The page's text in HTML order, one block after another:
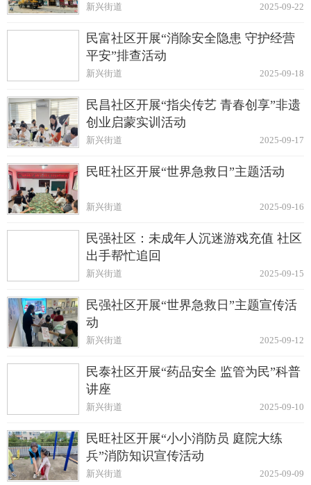
2025-09-22
新兴街道
民富社区开展“消除安全隐患 守护经营
平安”排查活动
2025-09-18
新兴街道
民昌社区开展“指尖传艺 青春创享”非遗
创业启蒙实训活动
2025-09-17
新兴街道
民旺社区开展“世界急救日”主题活动
2025-09-16
新兴街道
民强社区：未成年人沉迷游戏充值 社区
出手帮忙追回
2025-09-15
新兴街道
民强社区开展“世界急救日”主题宣传活
动
2025-09-12
新兴街道
民泰社区开展“药品安全 监管为民”科普
讲座
2025-09-10
新兴街道
民旺社区开展“小小消防员 庭院大练
兵”消防知识宣传活动
2025-09-09
新兴街道